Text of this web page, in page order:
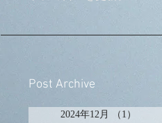
Post Archive
2024年12月 （1）